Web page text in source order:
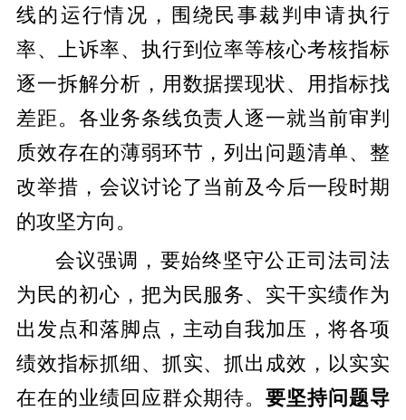
线的运行情况，围绕民事裁判申请执行
率、上诉率、执行到位率等核心考核指标
逐一拆解分析，用数据摆现状、用指标找
差距。各业务条线负责人逐一就当前审判
质效存在的薄弱环节，列出问题清单、整
改举措，会议讨论了当前及今后一段时期
的攻坚方向。
会议强调，要始终坚守公正司法司法
为民的初心，把为民服务、实干实绩作为
出发点和落脚点，主动自我加压，将各项
绩效指标抓细、抓实、抓出成效，以实实
在在的业绩回应群众期待。要坚持问题导